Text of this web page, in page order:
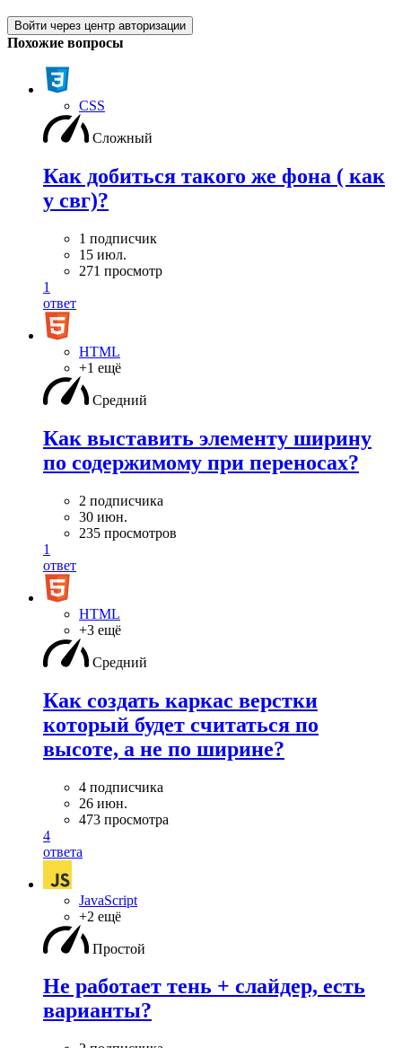
Войти через центр авторизации
Похожие вопросы
CSS
Сложный
Как добиться такого же фона ( как
у свг)?
1 подписчик
15 июл.
271 просмотр
1
ответ
HTML
+1 ещё
Средний
Как выставить элементу ширину
по содержимому при переносах?
2 подписчика
30 июн.
235 просмотров
1
ответ
HTML
+3 ещё
Средний
Как создать каркас верстки
который будет считаться по
высоте, а не по ширине?
4 подписчика
26 июн.
473 просмотра
4
ответа
JavaScript
+2 ещё
Простой
Не работает тень + слайдер, есть
варианты?